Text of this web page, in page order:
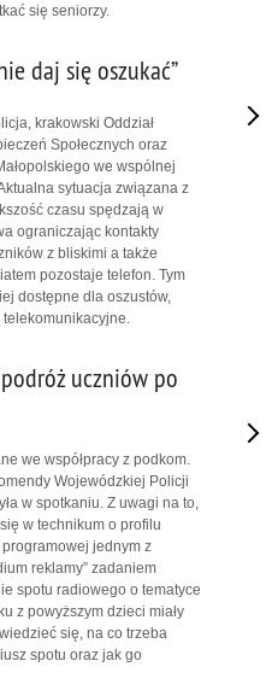
się seniorzy.
daj się oszukać”
krakowski Oddział
Społecznych oraz
we wspólnej
sytuacja związana z
czasu spędzają w
ograniczając kontakty
z bliskimi a także
pozostaje telefon. Tym
dostępne dla oszustów,
uczniów po
we współpracy z podkom.
Wojewódzkiej Policji
w spotkaniu. Z uwagi na to,
w technikum o profilu
jednym z
reklamy” zadaniem
spotu radiowego o tematyce
z powyższym dzieci miały
się, na co trzeba
spotu oraz jak go